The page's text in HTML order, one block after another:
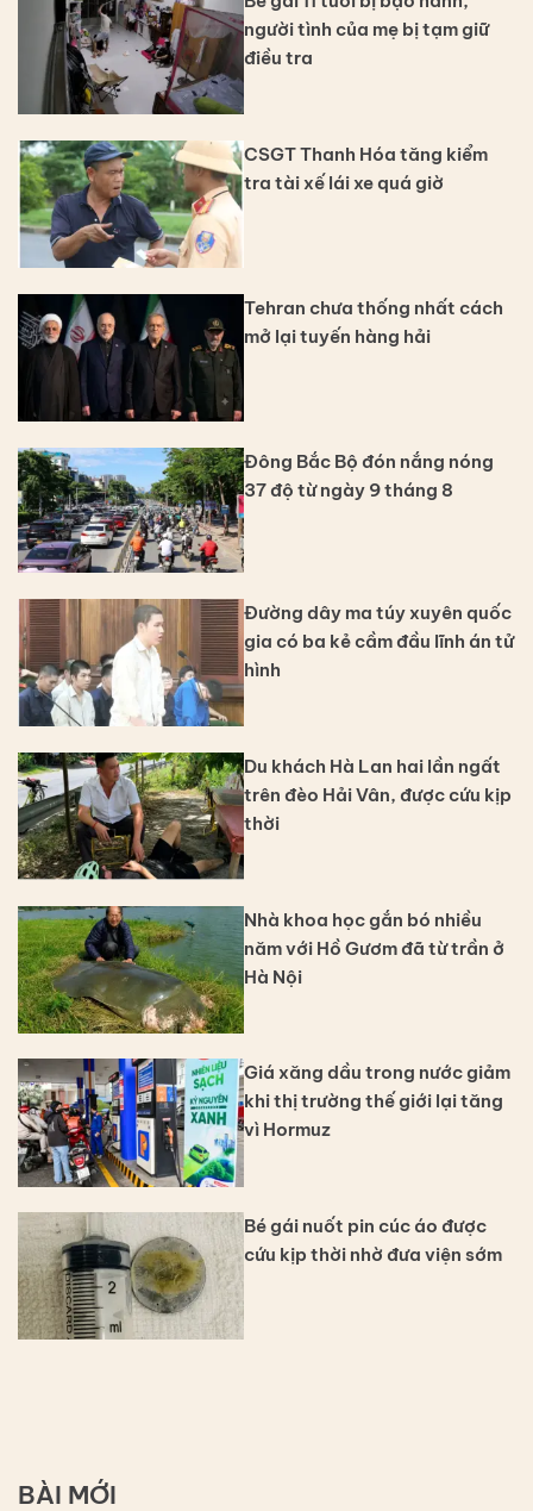
người tình của mẹ bị tạm giữ
điều tra
CSGT Thanh Hóa tăng kiểm
tra tài xế lái xe quá giờ
Tehran chưa thống nhất cách
mở lại tuyến hàng hải
Đông Bắc Bộ đón nắng nóng
37 độ từ ngày 9 tháng 8
Đường dây ma túy xuyên quốc
gia có ba kẻ cầm đầu lĩnh án tử
hình
Du khách Hà Lan hai lần ngất
trên đèo Hải Vân, được cứu kịp
thời
Nhà khoa học gắn bó nhiều
năm với Hồ Gươm đã từ trần ở
Hà Nội
Giá xăng dầu trong nước giảm
khi thị trường thế giới lại tăng
vì Hormuz
Bé gái nuốt pin cúc áo được
cứu kịp thời nhờ đưa viện sớm
BÀI MỚI